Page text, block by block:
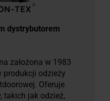
dystrybutorem
założona w 1983
produkcji odzieży
Oferuje
takich jak odzież,